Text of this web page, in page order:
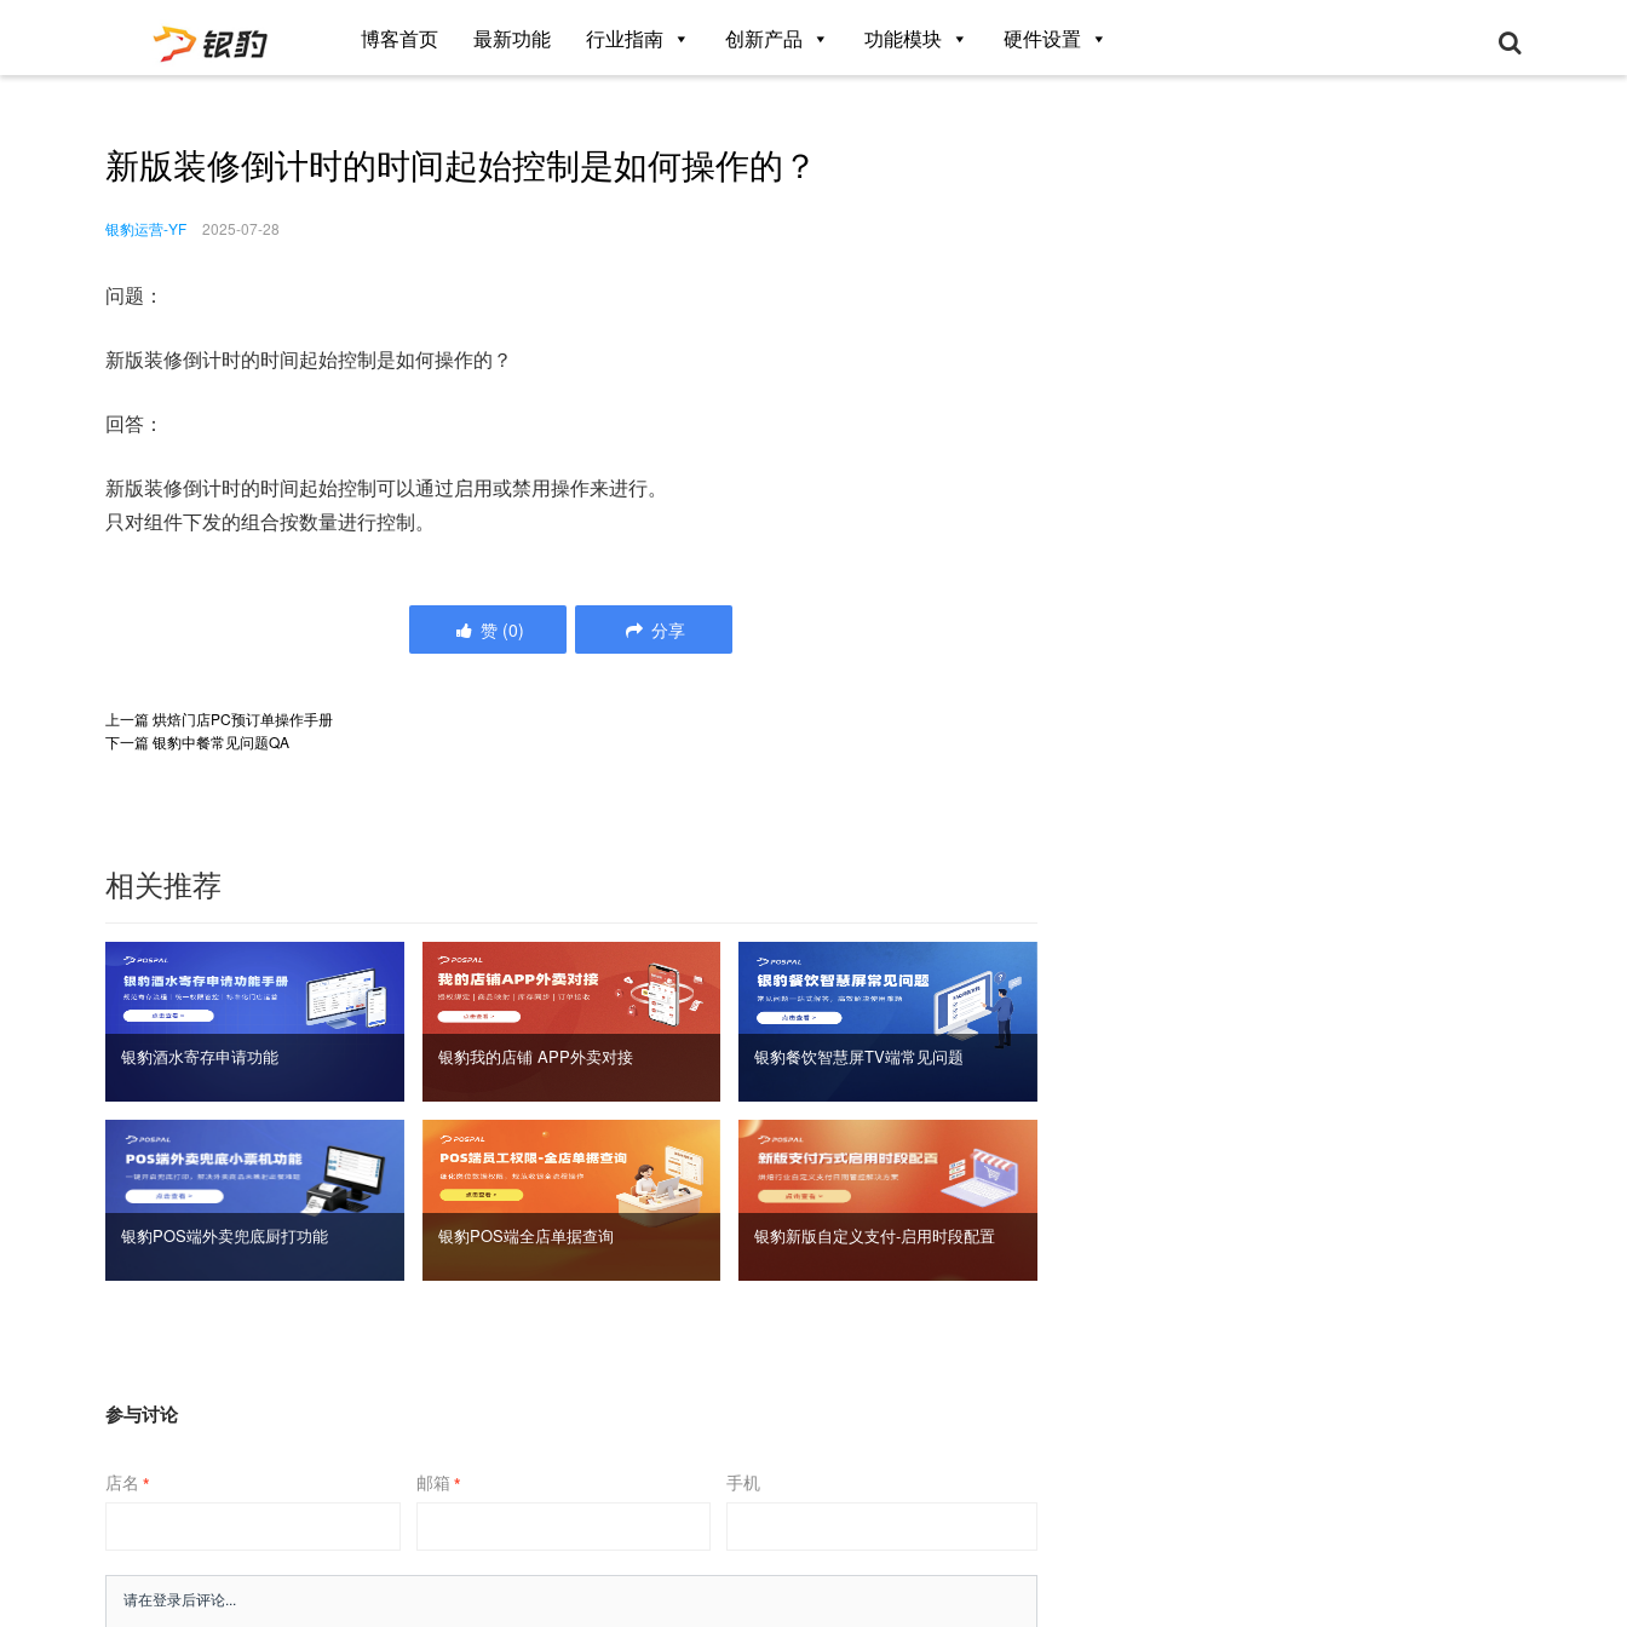
博客首页 最新功能 行业指南 创新产品 功能模块 硬件设置
新版装修倒计时的时间起始控制是如何操作的？
银豹运营-YF 2025-07-28
问题：
新版装修倒计时的时间起始控制是如何操作的？
回答：
新版装修倒计时的时间起始控制可以通过启用或禁用操作来进行。
只对组件下发的组合按数量进行控制。
赞 (0) 分享
上一篇烘焙门店PC预订单操作手册
下一篇银豹中餐常见问题QA
相关推荐
银豹酒水寄存申请功能 银豹我的店铺 APP外卖对接 银豹餐饮智慧屏TV端常见问题
银豹POS端外卖兜底厨打功能 银豹POS端全店单据查询 银豹新版自定义支付‑启用时段配置
参与讨论
店名 * 邮箱 * 手机